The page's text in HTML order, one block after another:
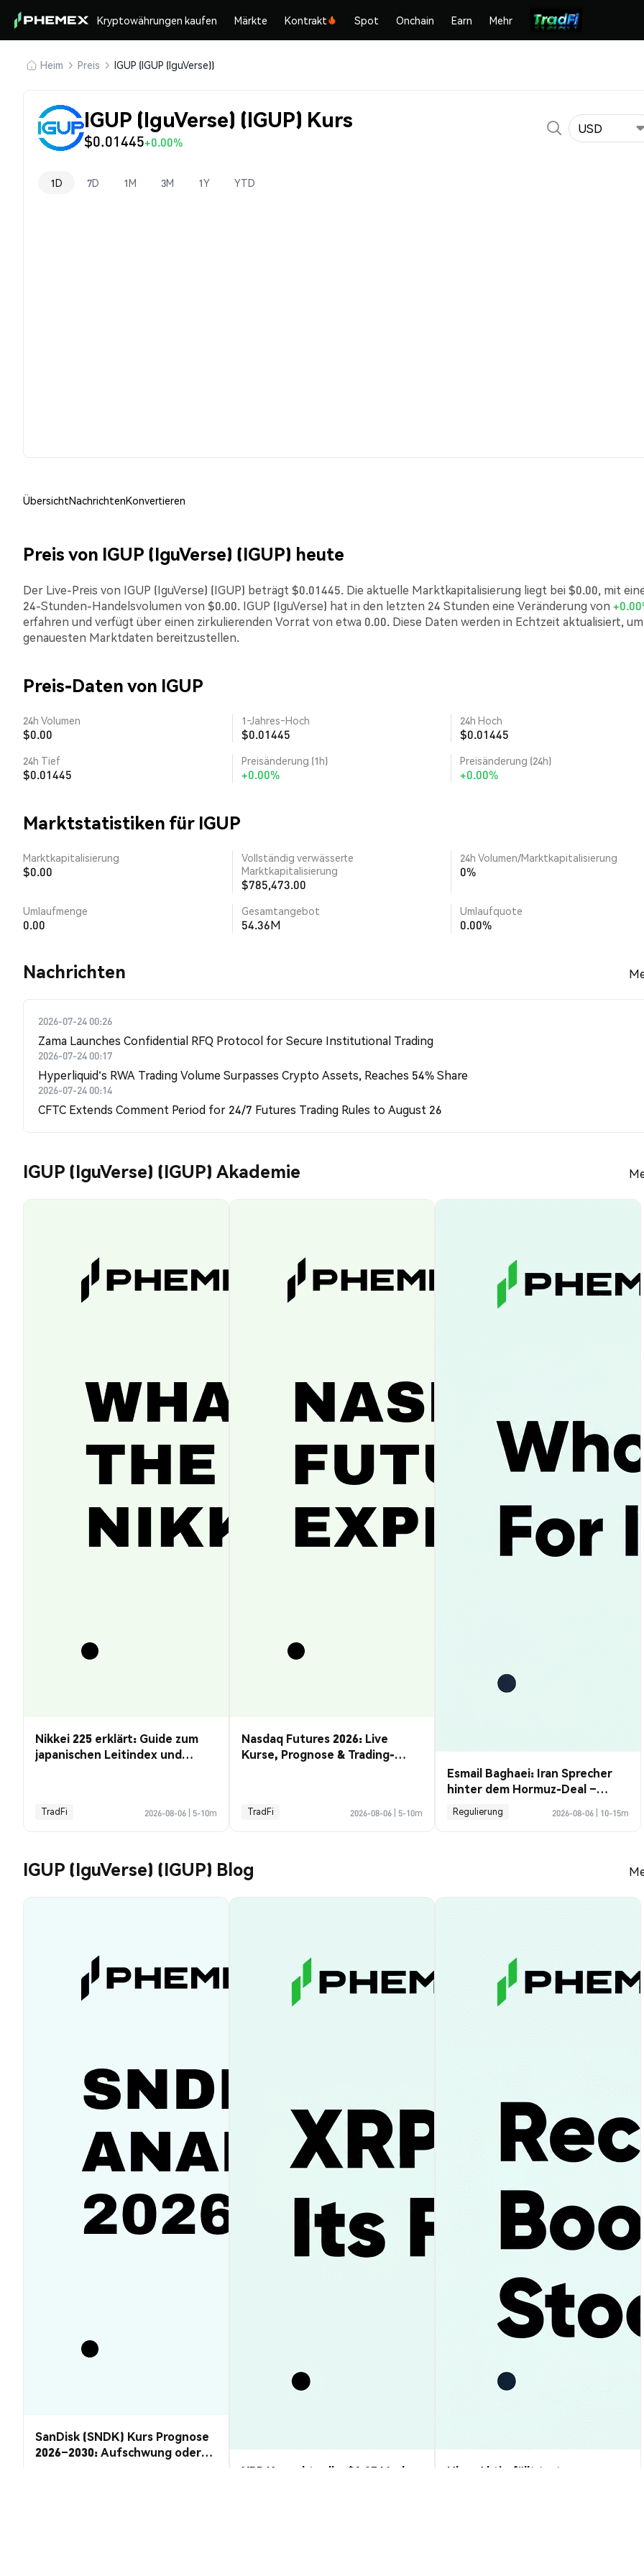
Kryptowährungen kaufen Märkte Kontrakt Spot Onchain Earn Mehr
Heim Preis IGUP (IGUP (IguVerse))
IGUP (IguVerse) (IGUP) Kurs
$0.01445+0.00%
USD
1D 7D 1M 3M 1Y YTD
ÜbersichtNachrichtenKonvertieren
Preis von IGUP (IguVerse) (IGUP) heute
Der Live-Preis von IGUP (IguVerse) (IGUP) beträgt $0.01445. Die aktuelle Marktkapitalisierung liegt bei $0.00, mit
24-Stunden-Handelsvolumen von $0.00. IGUP (IguVerse) hat in den letzten 24 Stunden eine Veränderung von
erfahren und verfügt über einen zirkulierenden Vorrat von etwa 0.00. Diese Daten werden in Echtzeit aktualisiert,
genauesten Marktdaten bereitzustellen.
Preis-Daten von IGUP
24h Volumen
$0.00
1‑Jahres‑Hoch
$0.01445
24h Hoch
$0.01445
24h Tief
$0.01445
Preisänderung (1h)
+0.00%
Preisänderung (24h)
+0.00%
Marktstatistiken für IGUP
Marktkapitalisierung
$0.00
Vollständig verwässerte
Marktkapitalisierung
$785,473.00
24h Volumen/Marktkapitalisierung
0%
Umlaufmenge
0.00
Gesamtangebot
54.36M
Umlaufquote
0.00%
Nachrichten
2026-07-24 00:26
Zama Launches Confidential RFQ Protocol for Secure Institutional Trading
2026-07-24 00:17
Hyperliquid's RWA Trading Volume Surpasses Crypto Assets, Reaches 54% Share
2026-07-24 00:14
CFTC Extends Comment Period for 24/7 Futures Trading Rules to August 26
IGUP (IguVerse) (IGUP) Akademie
Nikkei 225 erklärt: Guide zum
japanischen Leitindex und
TradFi 2026-08-06 5-10m
Nasdaq Futures 2026: Live
Kurse, Prognose & Trading-
TradFi 2026-08-06 5-10m
Esmail Baghaei: Iran Sprecher
hinter dem Hormuz-Deal –
Profile Guide
Regulierung 2026-08-06 10-15m
IGUP (IguVerse) (IGUP) Blog
SanDisk (SNDK) Kurs Prognose
2026–2030: Aufschwung oder
XRP Kurs aktuell – $1,05 Marke
Uber Aktie fällt trotz